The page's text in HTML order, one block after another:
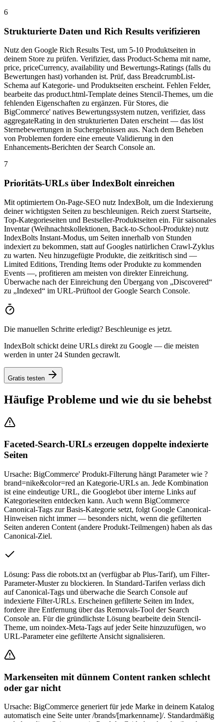
6
Strukturierte Daten und Rich Results verifizieren
Nutz den Google Rich Results Test, um 5-10 Produktseiten in
deinem Store zu prüfen. Verifizier, dass Product-Schema mit name,
price, priceCurrency, availability und Bewertungs-Ratings (falls du
Bewertungen hast) vorhanden ist. Prüf, dass BreadcrumbList-
Schema auf Kategorie- und Produktseiten erscheint. Fehlen Felder,
bearbeite das product.html-Template deines Stencil-Themes, um die
fehlenden Eigenschaften zu ergänzen. Für Stores, die
BigCommerce' natives Bewertungssystem nutzen, verifizier, dass
aggregateRating in den strukturierten Daten erscheint — das löst
Sternebewertungen in Suchergebnissen aus. Nach dem Beheben
von Problemen fordere eine erneute Validierung in den
Enhancements-Berichten der Search Console an.
7
Prioritäts-URLs über IndexBolt einreichen
Mit optimiertem On-Page-SEO nutz IndexBolt, um die Indexierung
deiner wichtigsten Seiten zu beschleunigen. Reich zuerst Startseite,
Top-Kategorieseiten und Bestseller-Produktseiten ein. Für saisonales
Inventar (Weihnachtskollektionen, Back-to-School-Produkte) nutz
IndexBolts Instant-Modus, um Seiten innerhalb von Stunden
indexiert zu bekommen, statt auf Googles natürlichen Crawl-Zyklus
zu warten. Neu hinzugefügte Produkte, die zeitkritisch sind —
Limited Editions, Trending Items oder Produkte zu kommenden
Events —, profitieren am meisten von direkter Einreichung.
Überwache nach der Einreichung den Übergang von „Discovered“
zu „Indexed“ im URL-Prüftool der Google Search Console.
Die manuellen Schritte erledigt? Beschleunige es jetzt.
IndexBolt schickt deine URLs direkt zu Google — die meisten
werden in unter 24 Stunden gecrawlt.
Gratis testen
Häufige Probleme und wie du sie behebst
Faceted-Search-URLs erzeugen doppelte indexierte
Seiten
Ursache: BigCommerce' Produkt-Filterung hängt Parameter wie ?
brand=nike&color=red an Kategorie-URLs an. Jede Kombination
ist eine eindeutige URL, die Googlebot über interne Links auf
Kategorieseiten entdecken kann. Auch wenn BigCommerce
Canonical-Tags zur Basis-Kategorie setzt, folgt Google Canonical-
Hinweisen nicht immer — besonders nicht, wenn die gefilterten
Seiten anderen Content (andere Produkt-Teilmengen) haben als das
Canonical-Ziel.
Lösung: Pass die robots.txt an (verfügbar ab Plus-Tarif), um Filter-
Parameter-Muster zu blockieren. In Standard-Tarifen verlass dich
auf Canonical-Tags und überwache die Search Console auf
indexierte Filter-URLs. Erscheinen gefilterte Seiten im Index,
fordere ihre Entfernung über das Removals-Tool der Search
Console an. Für die gründlichste Lösung bearbeite dein Stencil-
Theme, um noindex-Meta-Tags auf jeder Seite hinzuzufügen, wo
URL-Parameter eine gefilterte Ansicht signalisieren.
Markenseiten mit dünnem Content ranken schlecht
oder gar nicht
Ursache: BigCommerce generiert für jede Marke in deinem Katalog
automatisch eine Seite unter /brands/[markenname]/. Standardmäßig